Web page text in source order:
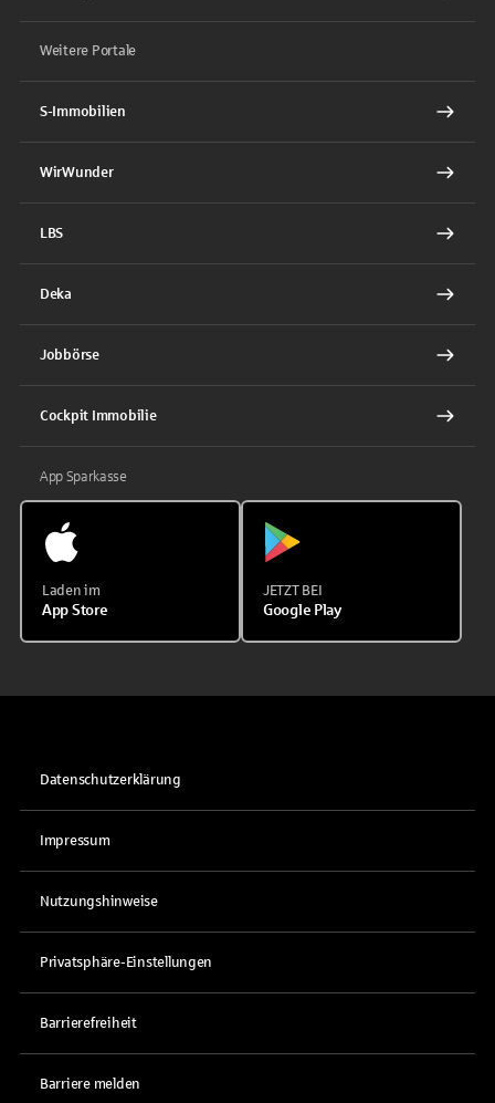
Weitere Portale
S-Immobilien
WirWunder
LBS
Deka
Jobbörse
Cockpit Immobilie
App Sparkasse
Laden im
App Store
JETZT BEI
Google Play
Datenschutzerklärung
Impressum
Nutzungshinweise
Privatsphäre-Einstellungen
Barrierefreiheit
Barriere melden